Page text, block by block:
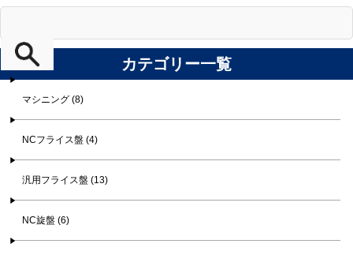
カテゴリー一覧
マシニング (8)
NCフライス盤 (4)
汎用フライス盤 (13)
NC旋盤 (6)